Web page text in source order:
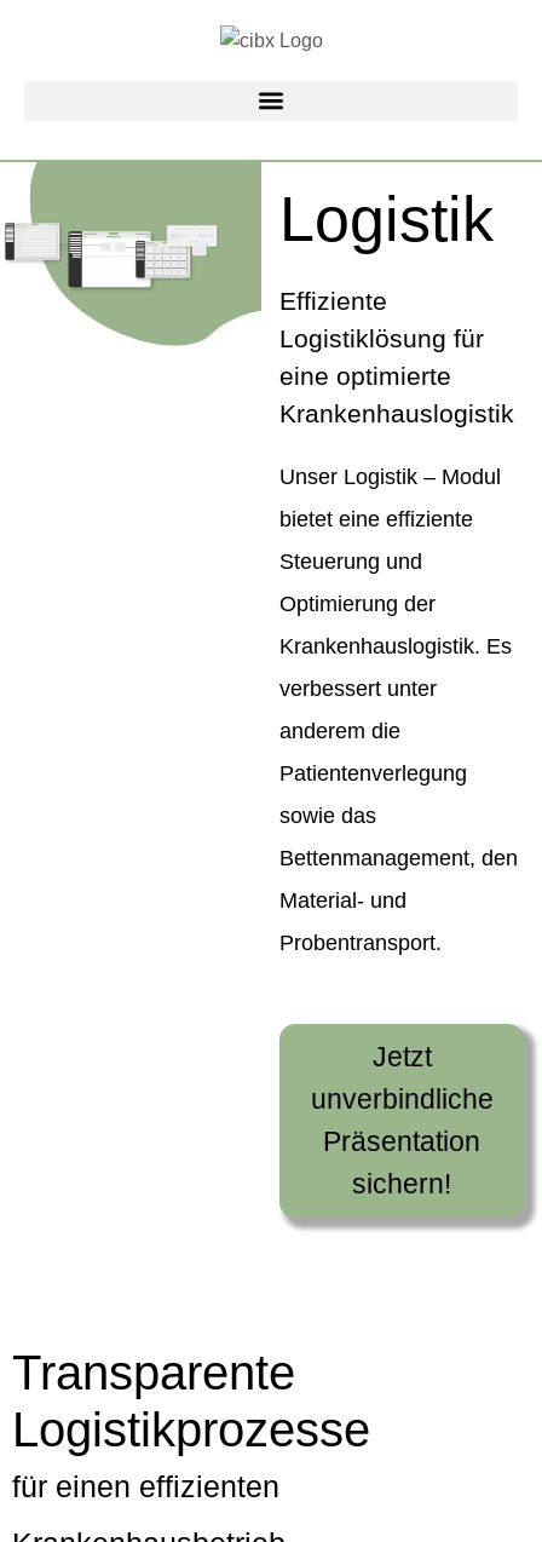
Logistik
Effiziente
Logistiklösung für
eine optimierte
Krankenhauslogistik
Unser Logistik – Modul
bietet eine effiziente
Steuerung und
Optimierung der
Krankenhauslogistik. Es
verbessert unter
anderem die
Patientenverlegung
sowie das
Bettenmanagement, den
Material- und
Probentransport.
Jetzt
unverbindliche
Präsentation
sichern!
Transparente
Logistikprozesse
für einen effizienten